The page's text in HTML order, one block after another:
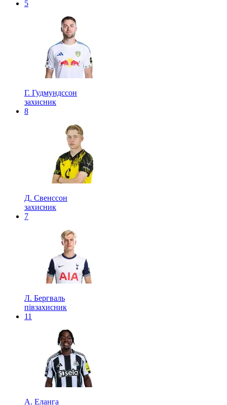
5
Г. Гудмундссон
захисник
8
Д. Свенссон
захисник
7
Л. Бергваль
півзахисник
11
А. Еланга